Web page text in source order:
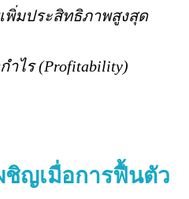
พิ่มประสิทธิภาพสูงสุด
ำไร (Profitability)
ชิญเมื่อการฟื้นตัว